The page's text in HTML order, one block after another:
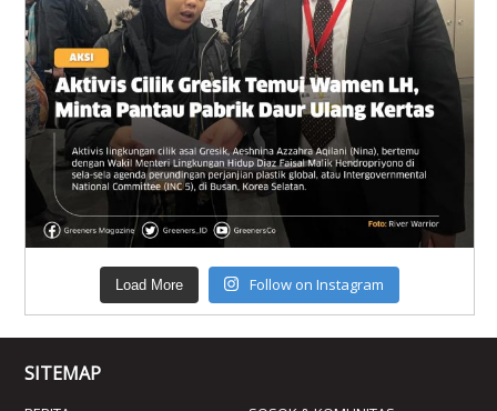
Load More Follow on Instagram
SITEMAP